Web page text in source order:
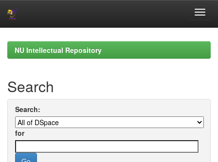
navigationNU Intellectual Repository
Search
Search:
for